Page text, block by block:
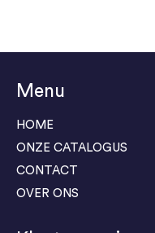
Menu
HOME
ONZE CATALOGUS
CONTACT
OVER ONS